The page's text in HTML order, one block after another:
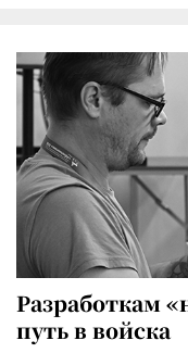
Разработкам
путь в войска